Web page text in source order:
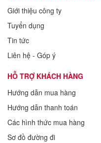
Giới thiệu công ty
Tuyển dụng
Tin tức
Liên hệ - Góp ý
HỖ TRỢ KHÁCH HÀNG
Hướng dẫn mua hàng
Hướng dẫn thanh toán
Các hình thức mua hàng
Sơ đồ đường đi